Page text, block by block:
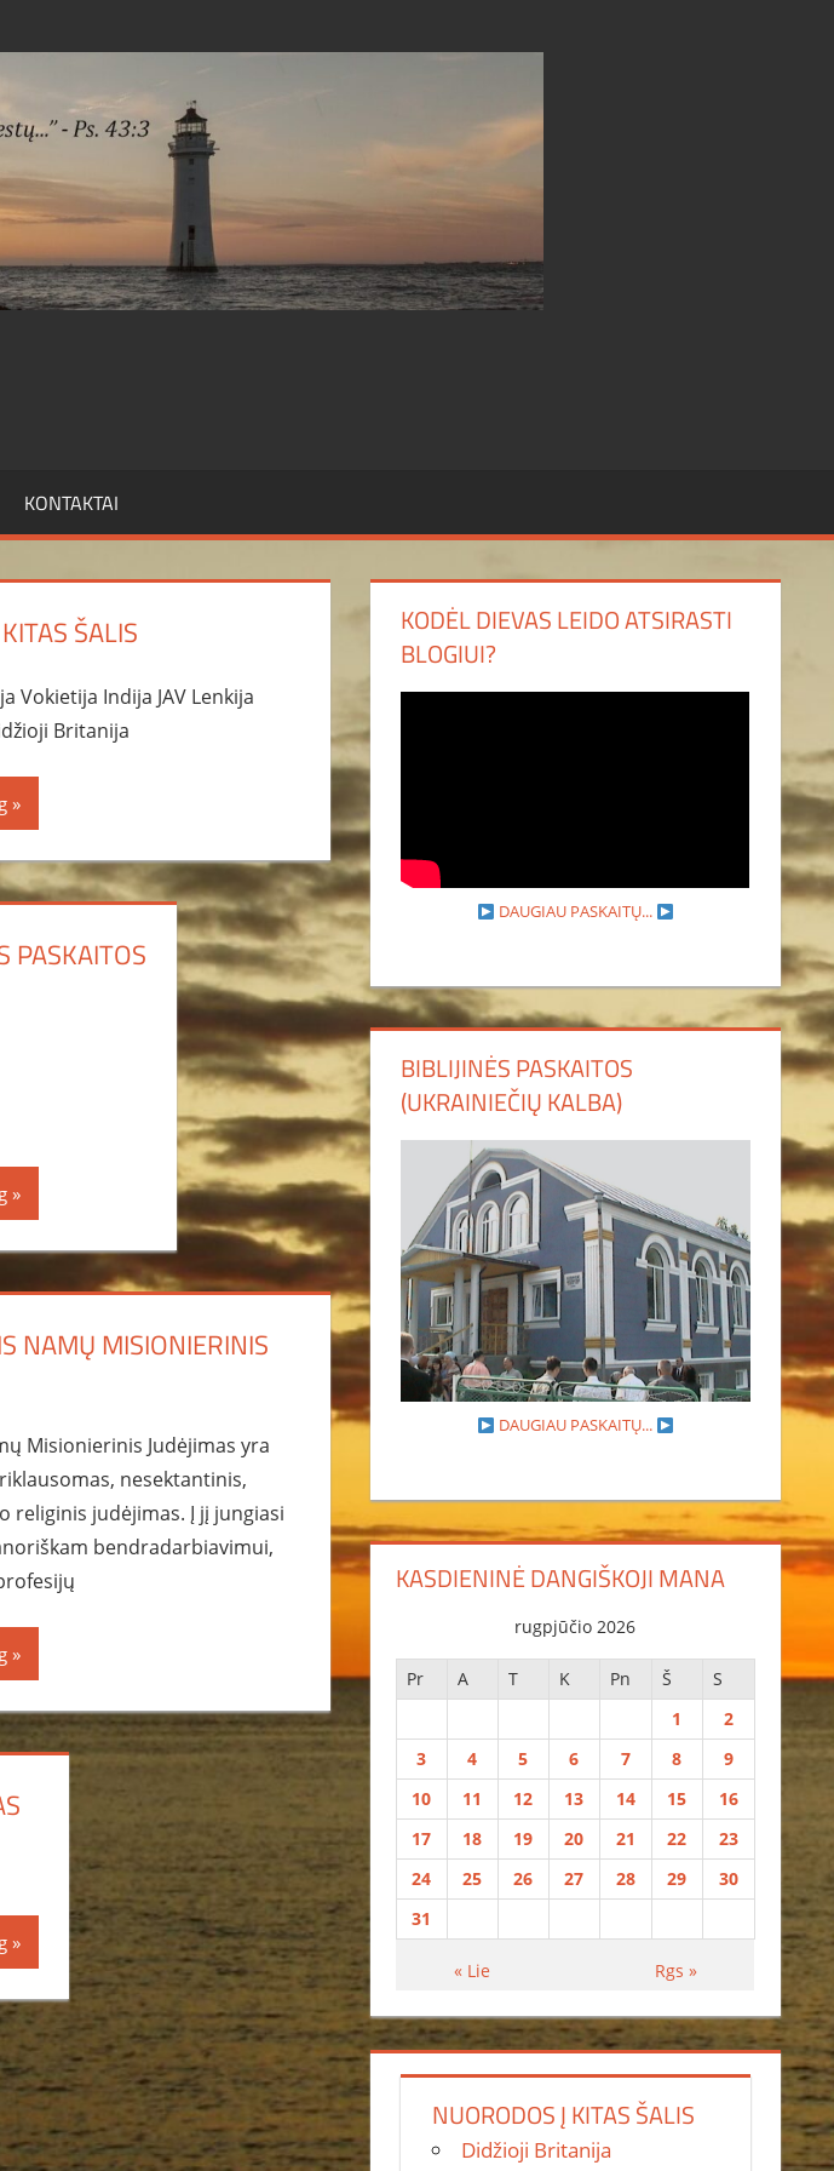
KONTAKTAI
ŠALIS
Vokietija Indija JAV Lenkija
Britanija
PASKAITOS
NAMŲ MISIONIERINIS
Misionierinis Judėjimas yra
nesektantinis,
religinis judėjimas. Į jį jungiasi
bendradarbiavimui,
KODĖL DIEVAS LEIDO ATSIRASTI
BLOGIUI?
DAUGIAU PASKAITŲ...
BIBLIJINĖS PASKAITOS
(UKRAINIEČIŲ KALBA)
DAUGIAU PASKAITŲ...
KASDIENINĖ DANGIŠKOJI MANA
rugpjūčio 2026
Pr A T K Pn Š
S
1
2
3
4 5 6 7 8
9
10
11 12 13 14 15
16
17
18 19 20 21 22
23
24
25 26 27 28 29
30
31
« Lie Rgs »
NUORODOS Į KITAS ŠALIS
Didžioji Britanija